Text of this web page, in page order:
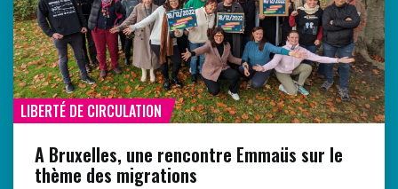
LIBERTÉ DE CIRCULATION
A Bruxelles, une rencontre Emmaüs sur le
thème des migrations